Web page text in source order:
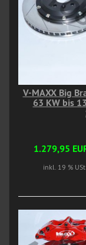
V-MAXX Big
63 KW bis
1.279,95
inkl. 19 % USt